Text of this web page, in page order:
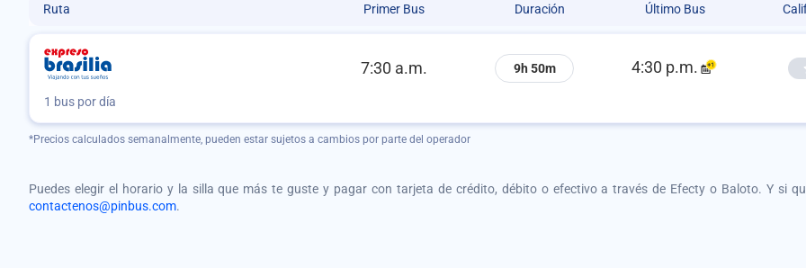
Ruta Primer Bus Duración Último Bus
7:30 a.m. 9h 50m 4:30 p.m.
1 bus por día
*Precios calculados semanalmente, pueden estar sujetos a cambios por parte del operador
Puedes elegir el horario y la silla que más te guste y pagar con tarjeta de crédito, débito o efectivo a través de Efecty o Baloto. Y si
contactenos@pinbus.com.